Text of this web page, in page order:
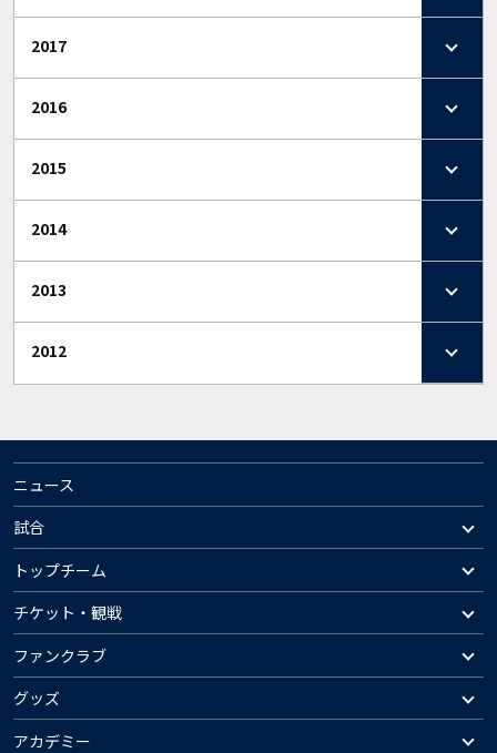
2017
2016
2015
2014
2013
2012
ニュース
試合
トップチーム
チケット・観戦
ファンクラブ
グッズ
アカデミー